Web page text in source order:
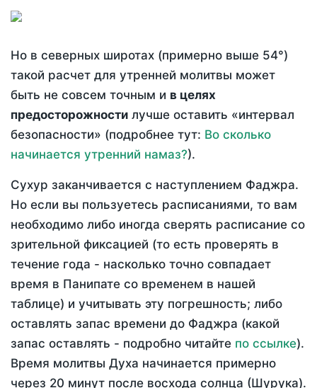
Но в северных широтах (примерно выше 54°)
такой расчет для утренней молитвы может
быть не совсем точным и в целях
предосторожности лучше оставить «интервал
безопасности» (подробнее тут: Во сколько
начинается утренний намаз?).
Сухур заканчивается с наступлением Фаджра.
Но если вы пользуетесь расписаниями, то вам
необходимо либо иногда сверять расписание со
зрительной фиксацией (то есть проверять в
течение года - насколько точно совпадает
время в Панипате со временем в нашей
таблице) и учитывать эту погрешность; либо
оставлять запас времени до Фаджра (какой
запас оставлять - подробно читайте по ссылке).
Время молитвы Духа начинается примерно
через 20 минут после восхода солнца (Шурука).